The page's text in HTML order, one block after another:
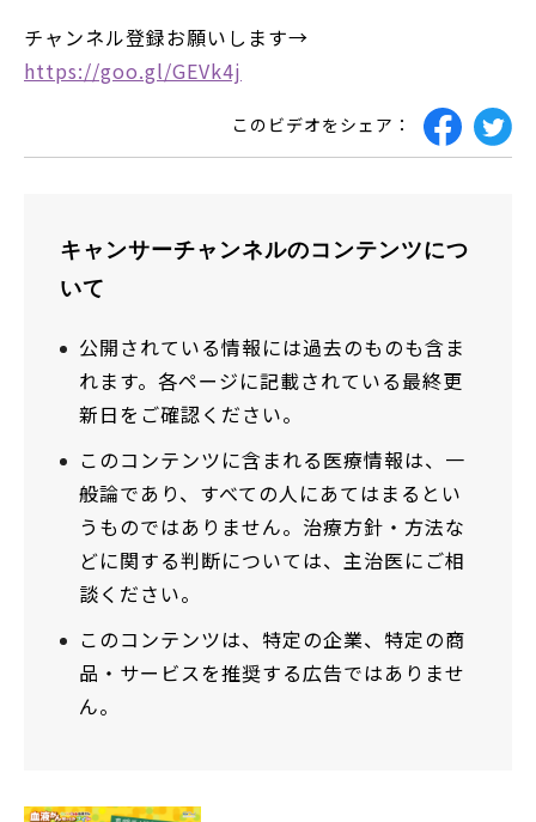
チャンネル登録お願いします→
https://goo.gl/GEVk4j
このビデオをシェア：
キャンサーチャンネルのコンテンツにつ
いて
公開されている情報には過去のものも含ま
れます。各ページに記載されている最終更
新日をご確認ください。
このコンテンツに含まれる医療情報は、一
般論であり、すべての人にあてはまるとい
うものではありません。治療方針・方法な
どに関する判断については、主治医にご相
談ください。
このコンテンツは、特定の企業、特定の商
品・サービスを推奨する広告ではありませ
ん。